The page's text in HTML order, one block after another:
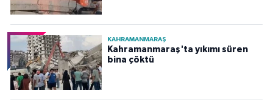
KAHRAMANMARAŞ
Kahramanmaraş'ta yıkımı süren
bina çöktü